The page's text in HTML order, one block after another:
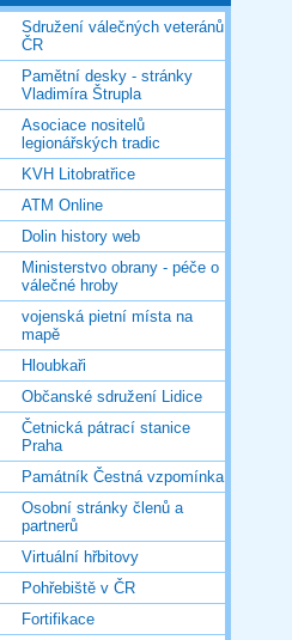
Sdružení válečných veteránů
ČR
Pamětní desky - stránky
Vladimíra Štrupla
Asociace nositelů
legionářských tradic
KVH Litobratřice
ATM Online
Dolin history web
Ministerstvo obrany - péče o
válečné hroby
vojenská pietní místa na
mapě
Hloubkaři
Občanské sdružení Lidice
Četnická pátrací stanice
Praha
Památník Čestná vzpomínka
Osobní stránky členů a
partnerů
Virtuální hřbitovy
Pohřebiště v ČR
Fortifikace